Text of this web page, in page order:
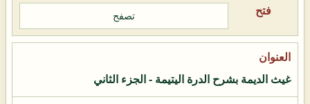
تصفح
غيث الديمة بشرح الدرة اليتيمة - الجزء الثاني